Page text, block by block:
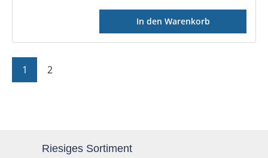
In den Warenkorb
Seite
1 Seite
2
Riesiges Sortiment